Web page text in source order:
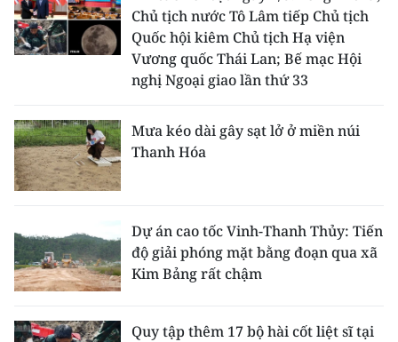
Chủ tịch nước Tô Lâm tiếp Chủ tịch
Quốc hội kiêm Chủ tịch Hạ viện
Vương quốc Thái Lan; Bế mạc Hội
nghị Ngoại giao lần thứ 33
Mưa kéo dài gây sạt lở ở miền núi
Thanh Hóa
Dự án cao tốc Vinh-Thanh Thủy: Tiến
độ giải phóng mặt bằng đoạn qua xã
Kim Bảng rất chậm
Quy tập thêm 17 bộ hài cốt liệt sĩ tại